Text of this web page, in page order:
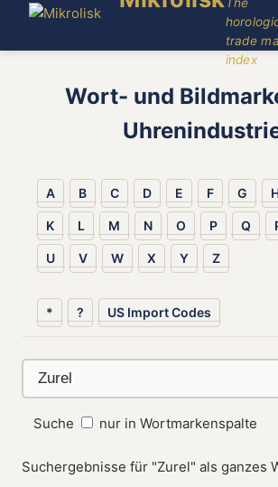
trade
index
Wort- und
A B C D E F G
K L M N O P Q
U V W X Y Z
* ? US Import Codes
Suche nur in Wortmarkenspalte
Suchergebnisse für "Zurel" als ganzes